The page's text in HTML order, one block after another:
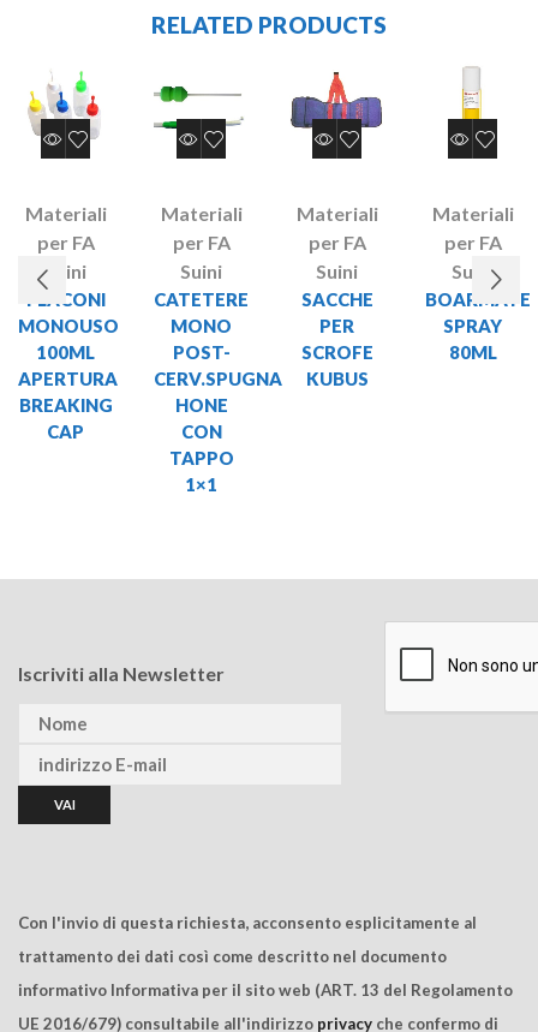
RELATED PRODUCTS
Materiali
per FA
Suini
FLACONI
MONOUSO
100ML
APERTURA
BREAKING
CAP
Materiali
per FA
Suini
CATETERE
MONO
POST-
CERV.SPUGNA
HONE
CON
TAPPO
1×1
Materiali
per FA
Suini
SACCHE
PER
SCROFE
KUBUS
Materiali
per FA
Suini
BOARMATE
SPRAY
80ML
Iscriviti alla Newsletter
Con l'invio di questa richiesta, acconsento esplicitamente al
trattamento dei dati così come descritto nel documento
informativo Informativa per il sito web (ART. 13 del Regolamento
UE 2016/679) consultabile all'indirizzo privacy che confermo di